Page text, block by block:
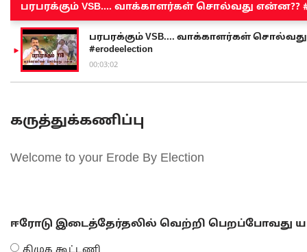
பரபரக்கும் VSB.... வாக்காளர்கள் சொல்வது என்ன??
பரபரக்கும் VSB.... வாக்காளர்கள் சொல்வது
#erodeelection
00:03:02
கருத்துக்கணிப்பு
Welcome to your Erode By Election
ஈரோடு இடைத்தேர்தலில் வெற்றி பெறப்போவது